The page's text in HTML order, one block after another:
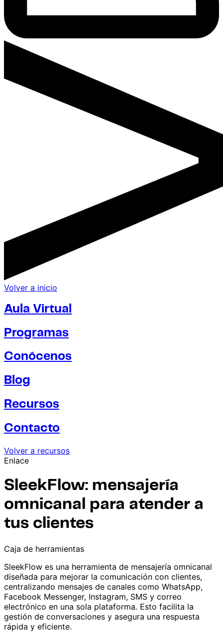
Volver a inicio
Aula Virtual
Programas
Conócenos
Blog
Recursos
Contacto
Volver a recursos
Enlace
SleekFlow: mensajería
omnicanal para atender a
tus clientes
Caja de herramientas
SleekFlow es una herramienta de mensajería omnicanal
diseñada para mejorar la comunicación con clientes,
centralizando mensajes de canales como WhatsApp,
Facebook Messenger, Instagram, SMS y correo
electrónico en una sola plataforma. Esto facilita la
gestión de conversaciones y asegura una respuesta
rápida y eficiente.